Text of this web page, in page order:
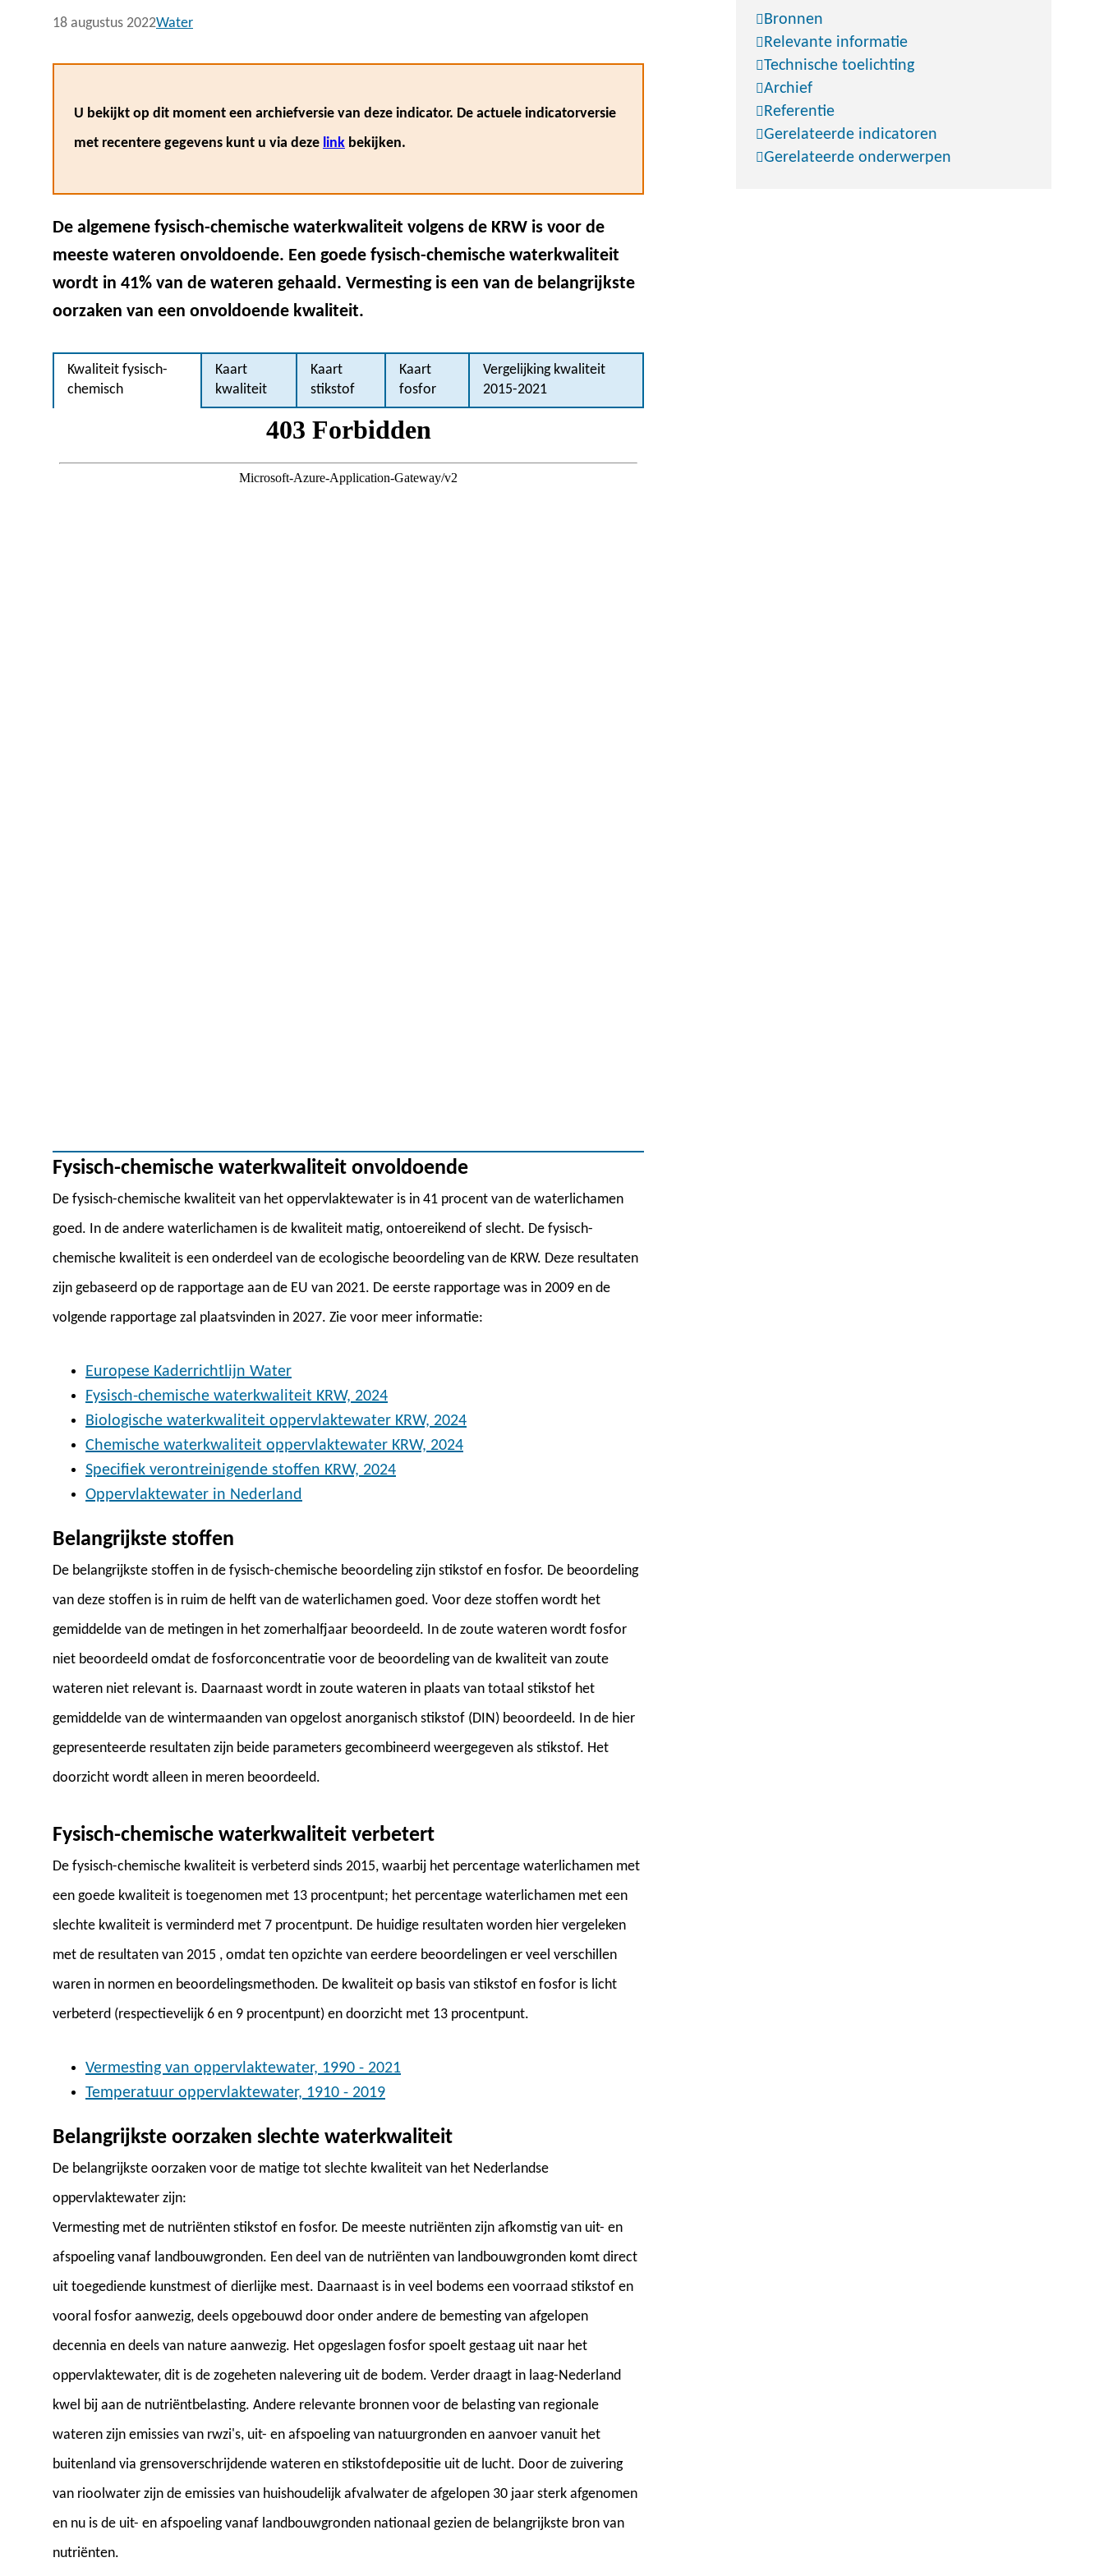
18 augustus 2022Water
Bronnen
Relevante informatie
Technische toelichting
Archief
Referentie
Gerelateerde indicatoren
Gerelateerde onderwerpen
U bekijkt op dit moment een archiefversie van deze indicator. De actuele indicatorversie
met recentere gegevens kunt u via deze link bekijken.
De algemene fysisch-chemische waterkwaliteit volgens de KRW is voor de
meeste wateren onvoldoende. Een goede fysisch-chemische waterkwaliteit
wordt in 41% van de wateren gehaald. Vermesting is een van de belangrijkste
oorzaken van een onvoldoende kwaliteit.
Kwaliteit fysisch-
chemisch
Kaart
kwaliteit
Kaart
stikstof
Kaart
fosfor
Vergelijking kwaliteit
2015-2021
Fysisch-chemische waterkwaliteit onvoldoende
De fysisch-chemische kwaliteit van het oppervlaktewater is in 41 procent van de waterlichamen
goed. In de andere waterlichamen is de kwaliteit matig, ontoereikend of slecht. De fysisch-
chemische kwaliteit is een onderdeel van de ecologische beoordeling van de KRW. Deze resultaten
zijn gebaseerd op de rapportage aan de EU van 2021. De eerste rapportage was in 2009 en de
volgende rapportage zal plaatsvinden in 2027. Zie voor meer informatie:
Europese Kaderrichtlijn Water
Fysisch-chemische waterkwaliteit KRW, 2024
Biologische waterkwaliteit oppervlaktewater KRW, 2024
Chemische waterkwaliteit oppervlaktewater KRW, 2024
Specifiek verontreinigende stoffen KRW, 2024
Oppervlaktewater in Nederland
Belangrijkste stoffen
De belangrijkste stoffen in de fysisch-chemische beoordeling zijn stikstof en fosfor. De beoordeling
van deze stoffen is in ruim de helft van de waterlichamen goed. Voor deze stoffen wordt het
gemiddelde van de metingen in het zomerhalfjaar beoordeeld. In de zoute wateren wordt fosfor
niet beoordeeld omdat de fosforconcentratie voor de beoordeling van de kwaliteit van zoute
wateren niet relevant is. Daarnaast wordt in zoute wateren in plaats van totaal stikstof het
gemiddelde van de wintermaanden van opgelost anorganisch stikstof (DIN) beoordeeld. In de hier
gepresenteerde resultaten zijn beide parameters gecombineerd weergegeven als stikstof. Het
doorzicht wordt alleen in meren beoordeeld.
Fysisch-chemische waterkwaliteit verbetert
De fysisch-chemische kwaliteit is verbeterd sinds 2015, waarbij het percentage waterlichamen met
een goede kwaliteit is toegenomen met 13 procentpunt; het percentage waterlichamen met een
slechte kwaliteit is verminderd met 7 procentpunt. De huidige resultaten worden hier vergeleken
met de resultaten van 2015 , omdat ten opzichte van eerdere beoordelingen er veel verschillen
waren in normen en beoordelingsmethoden. De kwaliteit op basis van stikstof en fosfor is licht
verbeterd (respectievelijk 6 en 9 procentpunt) en doorzicht met 13 procentpunt.
Vermesting van oppervlaktewater, 1990 - 2021
Temperatuur oppervlaktewater, 1910 - 2019
Belangrijkste oorzaken slechte waterkwaliteit
De belangrijkste oorzaken voor de matige tot slechte kwaliteit van het Nederlandse
oppervlaktewater zijn:
Vermesting met de nutriënten stikstof en fosfor. De meeste nutriënten zijn afkomstig van uit- en
afspoeling vanaf landbouwgronden. Een deel van de nutriënten van landbouwgronden komt direct
uit toegediende kunstmest of dierlijke mest. Daarnaast is in veel bodems een voorraad stikstof en
vooral fosfor aanwezig, deels opgebouwd door onder andere de bemesting van afgelopen
decennia en deels van nature aanwezig. Het opgeslagen fosfor spoelt gestaag uit naar het
oppervlaktewater, dit is de zogeheten nalevering uit de bodem. Verder draagt in laag-Nederland
kwel bij aan de nutriëntbelasting. Andere relevante bronnen voor de belasting van regionale
wateren zijn emissies van rwzi's, uit- en afspoeling van natuurgronden en aanvoer vanuit het
buitenland via grensoverschrijdende wateren en stikstofdepositie uit de lucht. Door de zuivering
van rioolwater zijn de emissies van huishoudelijk afvalwater de afgelopen 30 jaar sterk afgenomen
en nu is de uit- en afspoeling vanaf landbouwgronden nationaal gezien de belangrijkste bron van
nutriënten.